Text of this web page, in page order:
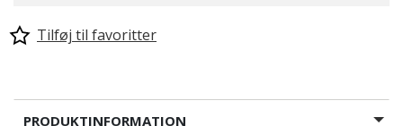
Tilføj til favoritter
PRODUKTINFORMATION